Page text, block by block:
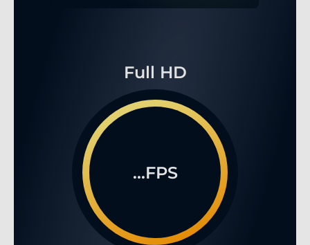
Full HD
...FPS